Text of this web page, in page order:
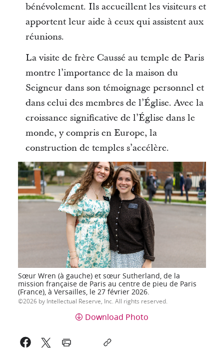
bénévolement. Ils accueillent les visiteurs et
apportent leur aide à ceux qui assistent aux
réunions.
La visite de frère Caussé au temple de Paris
montre l’importance de la maison du
Seigneur dans son témoignage personnel et
dans celui des membres de l’Église. Avec la
croissance significative de l’Église dans le
monde, y compris en Europe, la
construction de temples s’accélère.
Sœur Wren (à gauche) et sœur Sutherland, de la
mission française de Paris au centre de pieu de Paris
(France), à Versailles, le 27 février 2026.
2026 by Intellectual Reserve, Inc. All rights reserved.
Download Photo